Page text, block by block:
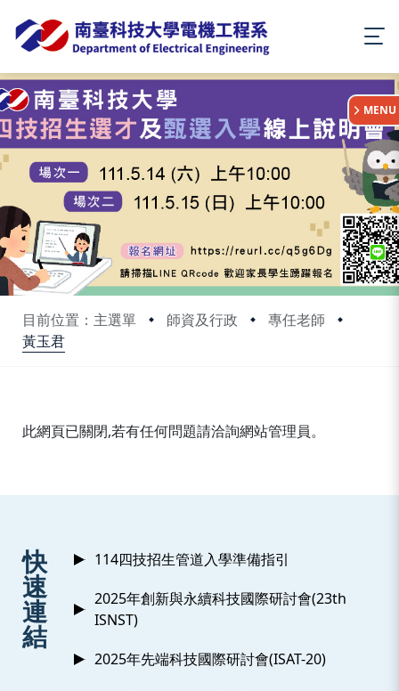
目前位置：主選單 師資及行政
專任老師
黃玉君
:::
MENU
此網頁已關閉,若有任何問題請洽詢網站管理員。
快
速
連
結
114四技招生管道入學準備指引
2025年創新與永續科技國際研討會(23th
ISNST)
2025年先端科技國際研討會(ISAT-20)